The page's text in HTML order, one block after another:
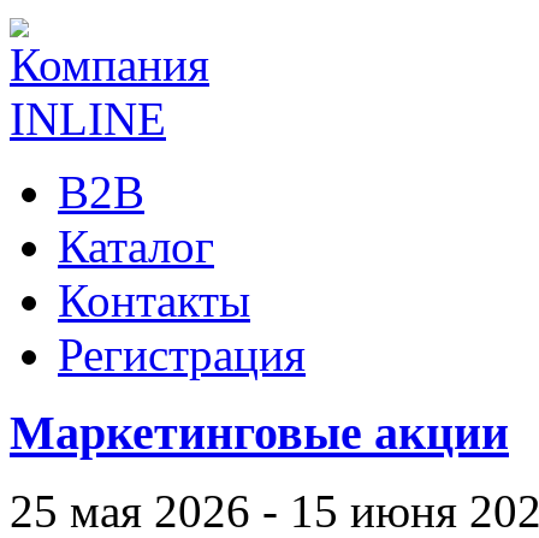
B2B
Каталог
Контакты
Регистрация
Маркетинговые акции
25 мая 2026 - 15 июня